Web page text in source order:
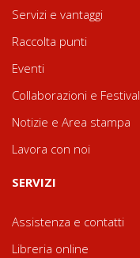
Servizi e vantaggi
Raccolta punti
Eventi
Collaborazioni e Festival
Notizie e Area stampa
Lavora con noi
SERVIZI
Assistenza e contatti
Libreria online